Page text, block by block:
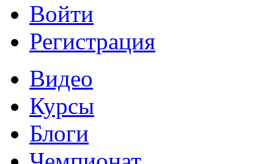
Войти
Регистрация
Видео
Курсы
Блоги